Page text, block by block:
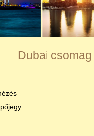
Dubai csomag